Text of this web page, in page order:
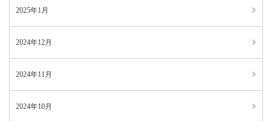
2025年1月
2024年12月
2024年11月
2024年10月